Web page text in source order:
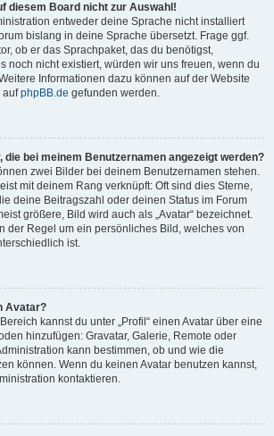
diesem Board nicht zur Auswahl!
entweder deine Sprache nicht installiert
bislang in deine Sprache übersetzt. Frage ggf.
ob er das Sprachpaket, das du benötigst,
noch nicht existiert, würden wir uns freuen, wenn du
Informationen dazu können auf der Website
aufphpBB.de gefunden werden.
die bei meinem Benutzernamen angezeigt werden?
zwei Bilder bei deinem Benutzernamen stehen.
mit deinem Rang verknüpft: Oft sind dies Sterne,
deine Beitragszahl oder deinen Status im Forum
größere, Bild wird auch als „Avatar“ bezeichnet.
der Regel um ein persönliches Bild, welches von
ist.
Avatar?
kannst du unter „Profil“ einen Avatar über eine
hinzufügen: Gravatar, Galerie, Remote oder
kann bestimmen, ob und wie die
können. Wenn du keinen Avatar benutzen kannst,
kontaktieren.